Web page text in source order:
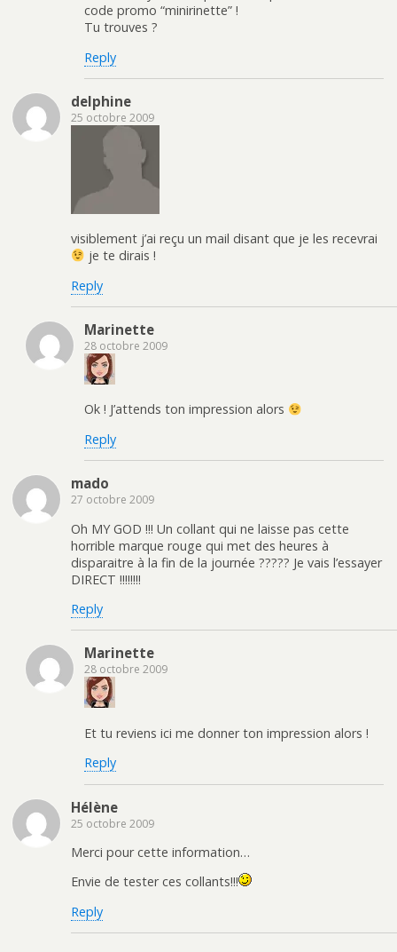
code promo “minirinette” !
Tu trouves ?
Reply
delphine
25 octobre 2009
visiblement j’ai reçu un mail disant que je les recevrai
je te dirais !
Reply
Marinette
28 octobre 2009
Ok ! J’attends ton impression alors
Reply
mado
27 octobre 2009
Oh MY GOD !!! Un collant qui ne laisse pas cette
horrible marque rouge qui met des heures à
disparaitre à la fin de la journée ????? Je vais l’essayer
DIRECT !!!!!!!!
Reply
Marinette
28 octobre 2009
Et tu reviens ici me donner ton impression alors !
Reply
Hélène
25 octobre 2009
Merci pour cette information…
Envie de tester ces collants!!!
Reply